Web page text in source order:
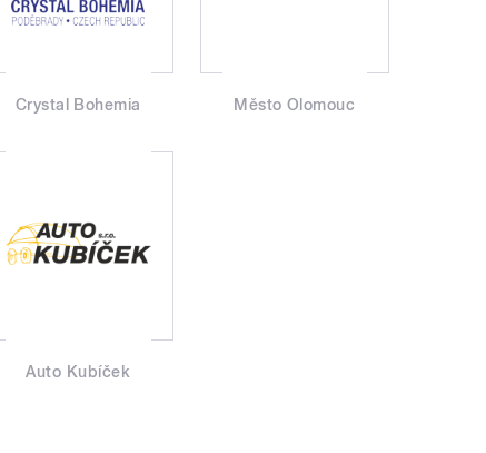
Crystal Bohemia Město Olomouc
Auto Kubíček